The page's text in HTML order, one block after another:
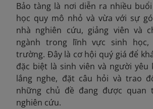
Bảo tàng là nơi diễn ra nhiều
học quy mô nhỏ và vừa với sự
nhà nghiên cứu, giảng viên và
ngành trong lĩnh vực sinh
trường. Đây là cơ hội quý giá để
đặc biệt là sinh viên và người yêu
lắng nghe, đặt câu hỏi và trao
những chủ đề đang được quan
nghiên cứu.